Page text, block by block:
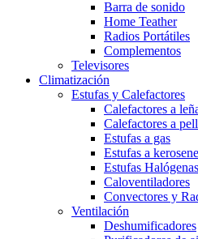
Barra de sonido
Home Teather
Radios Portátiles
Complementos
Televisores
Climatización
Estufas y Calefactores
Calefactores a
Calefactores a
Estufas a gas
Estufas a kerosene
Estufas Halógenas
Caloventiladores
Convectores y
Ventilación
Deshumificadores